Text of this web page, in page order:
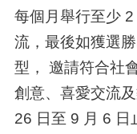
每個月舉行至少2
流，最後如獲選
型， 邀請符合社
創意、喜愛交流
26 日至 9 月 6 日